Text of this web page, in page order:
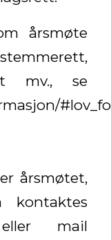
årsmøte
mv., se
årsmøtet,
kontaktes
mail